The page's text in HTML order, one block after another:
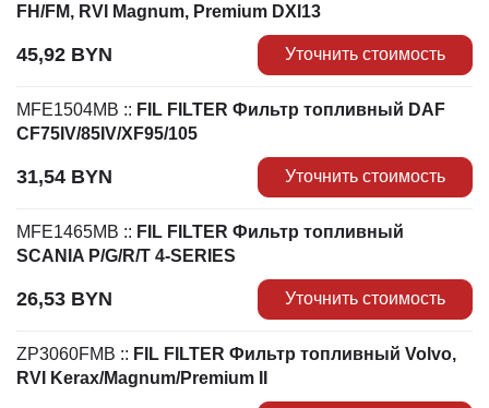
FH/FM, RVI Magnum, Premium DXI13
45,92 BYN Уточнить стоимость
MFE1504MB :: FIL FILTER Фильтр топливный DAF
CF75IV/85IV/XF95/105
31,54 BYN Уточнить стоимость
MFE1465MB :: FIL FILTER Фильтр топливный
SCANIA P/G/R/T 4-SERIES
26,53 BYN Уточнить стоимость
ZP3060FMB :: FIL FILTER Фильтр топливный Volvo,
RVI Kerax/Magnum/Premium II